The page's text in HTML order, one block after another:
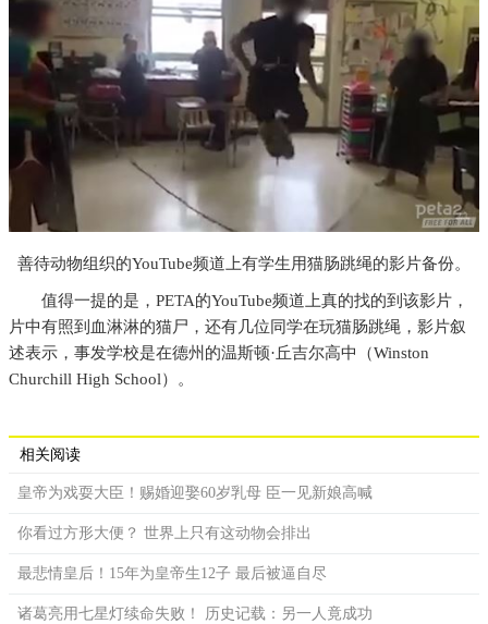
善待动物组织的YouTube频道上有学生用猫肠跳绳的影片备份。
值得一提的是，PETA的YouTube频道上真的找的到该影片，
片中有照到血淋淋的猫尸，还有几位同学在玩猫肠跳绳，影片叙
述表示，事发学校是在德州的温斯顿·丘吉尔高中（Winston
Churchill High School）。
相关阅读
皇帝为戏耍大臣！赐婚迎娶60岁乳母 臣一见新娘高喊
你看过方形大便？ 世界上只有这动物会排出
最悲情皇后！15年为皇帝生12子 最后被逼自尽
诸葛亮用七星灯续命失败！ 历史记载：另一人竟成功